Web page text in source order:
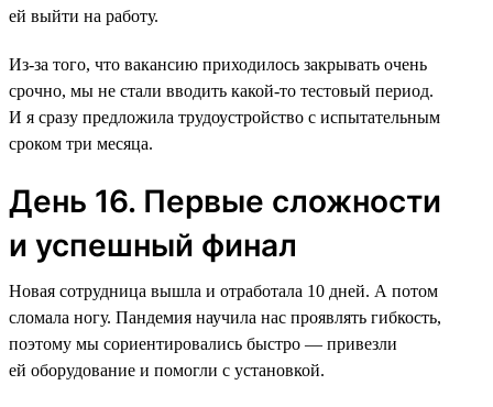
ей выйти на работу.
Из-за того, что вакансию приходилось закрывать очень
срочно, мы не стали вводить какой-то тестовый период.
И я сразу предложила трудоустройство с испытательным
сроком три месяца.
День 16. Первые сложности
и успешный финал
Новая сотрудница вышла и отработала 10 дней. А потом
сломала ногу. Пандемия научила нас проявлять гибкость,
поэтому мы сориентировались быстро — привезли
ей оборудование и помогли с установкой.